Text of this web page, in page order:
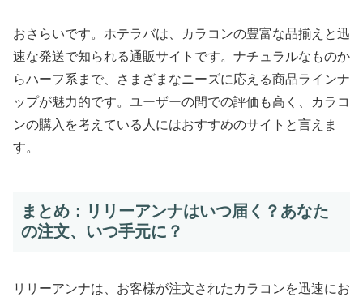
おさらいです。ホテラバは、カラコンの豊富な品揃えと迅
速な発送で知られる通販サイトです。ナチュラルなものか
らハーフ系まで、さまざまなニーズに応える商品ラインナ
ップが魅力的です。ユーザーの間での評価も高く、カラコ
ンの購入を考えている人にはおすすめのサイトと言えま
す。
まとめ：リリーアンナはいつ届く？あなた
の注文、いつ手元に？
リリーアンナは、お客様が注文されたカラコンを迅速にお